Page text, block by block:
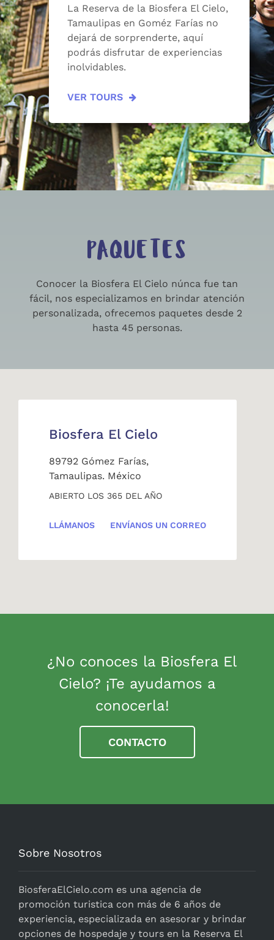
La Reserva de la Biosfera El Cielo,
Tamaulipas en Goméz Farías no
dejará de sorprenderte, aquí
podrás disfrutar de experiencias
inolvidables.
VER TOURS
PAQUETES
Conocer la Biosfera El Cielo núnca fue tan
fácil, nos especializamos en brindar atención
personalizada, ofrecemos paquetes desde 2
hasta 45 personas.
Biosfera El Cielo
89792 Gómez Farías,
Tamaulipas. México
ABIERTO LOS 365 DEL AÑO
LLÁMANOS ENVÍANOS UN CORREO
¿No conoces la Biosfera El
Cielo? ¡Te ayudamos a
conocerla!
CONTACTO
Sobre Nosotros
BiosferaElCielo.com es una agencia de
promoción turistica con más de 6 años de
experiencia, especializada en asesorar y brindar
opciones de hospedaje y tours en la Reserva El